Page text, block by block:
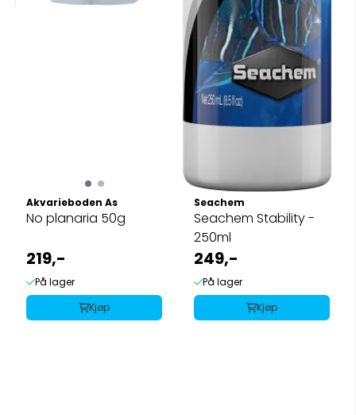
Akvarieboden As
No planaria 50g
219,-
På lager
Kjøp
Seachem
Seachem Stability -
250ml
249,-
På lager
Kjøp